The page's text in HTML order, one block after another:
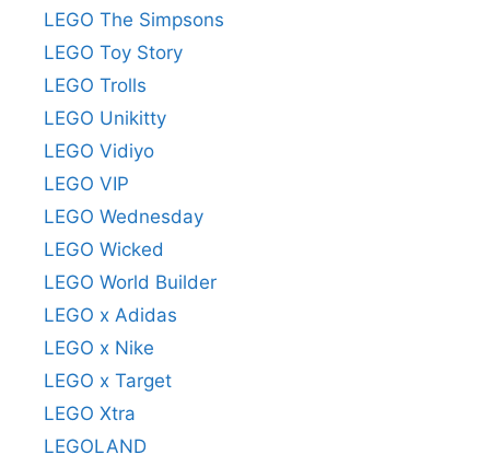
LEGO The Simpsons
LEGO Toy Story
LEGO Trolls
LEGO Unikitty
LEGO Vidiyo
LEGO VIP
LEGO Wednesday
LEGO Wicked
LEGO World Builder
LEGO x Adidas
LEGO x Nike
LEGO x Target
LEGO Xtra
LEGOLAND